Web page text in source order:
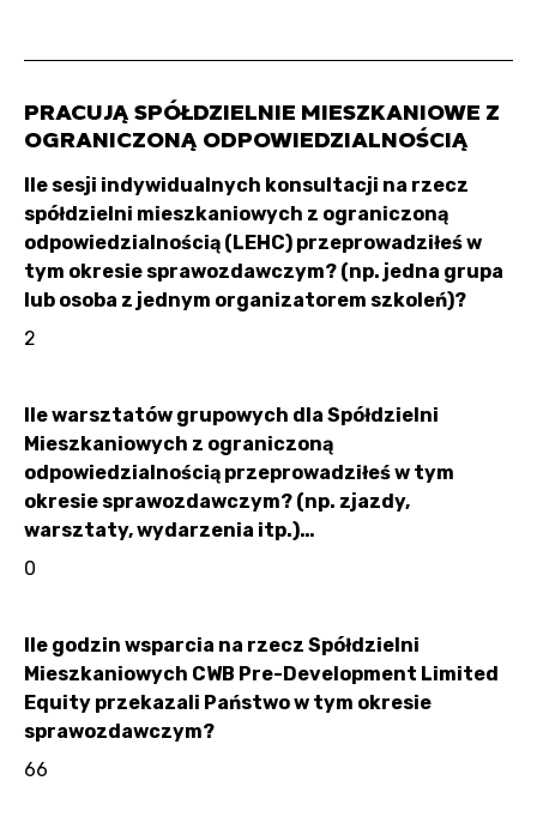
PRACUJĄ SPÓŁDZIELNIE MIESZKANIOWE Z
OGRANICZONĄ ODPOWIEDZIALNOŚCIĄ
Ile sesji indywidualnych konsultacji na rzecz
spółdzielni mieszkaniowych z ograniczoną
odpowiedzialnością (LEHC) przeprowadziłeś w
tym okresie sprawozdawczym? (np. jedna grupa
lub osoba z jednym organizatorem szkoleń)?
2
Ile warsztatów grupowych dla Spółdzielni
Mieszkaniowych z ograniczoną
odpowiedzialnością przeprowadziłeś w tym
okresie sprawozdawczym? (np. zjazdy,
warsztaty, wydarzenia itp.)…
0
Ile godzin wsparcia na rzecz Spółdzielni
Mieszkaniowych CWB Pre-Development Limited
Equity przekazali Państwo w tym okresie
sprawozdawczym?
66